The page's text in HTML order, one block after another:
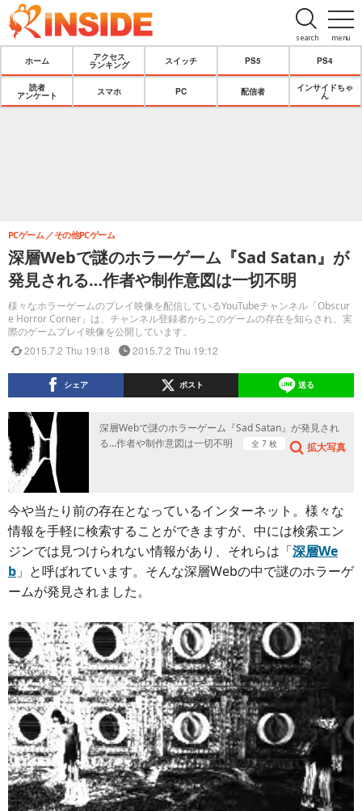
menu
search
ホーム
アクセス
ランキング
スイッチ PS5 PS4
読者
アンケート
スマホ PC 配信者
インサイドちゃ
ん
深層Webで謎のホラーゲーム『Sad Satan』が
発見される…作者や制作意図は一切不明
様々なホラーゲームのプレイ映像を配信しているYouTubeチャンネル「Obscur
e Horror Corner」は、チャンネル登録者からこのゲームの存在を知らされ、実
際のゲームプレイ映像を公開しています。
PCゲーム その他PCゲーム
2015.7.2 Thu 19:18 2015.7.2 Thu 19:12
シェア ポスト 送る
深層Webで謎のホラーゲーム『Sad Satan』が発見され
る…作者や制作意図は一切不明
全 7 枚 拡大写真
今や当たり前の存在となっているインターネット。様々な
情報を手軽に検索することができますが、中には検索エン
ジンでは見つけられない情報があり、それらは「深層We
b 」と呼ばれています。そんな深層Webの中で謎のホラーゲ
ームが発見されました。